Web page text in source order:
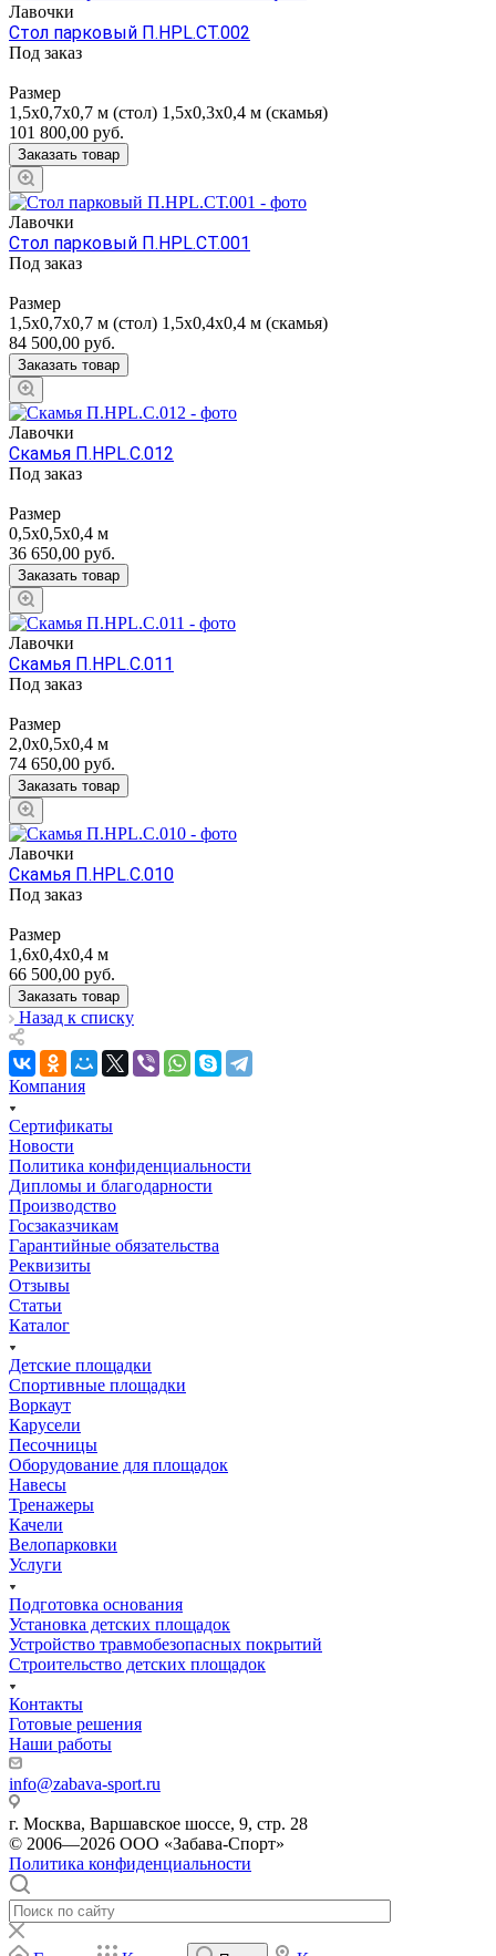
Лавочки
Стол парковый П.НРL.СТ.002
Под заказ
Размер
1,5x0,7x0,7 м (стол) 1,5x0,3x0,4 м (скамья)
101 800,00 руб.
Заказать товар
Лавочки
Стол парковый П.НРL.СТ.001
Под заказ
Размер
1,5x0,7x0,7 м (стол) 1,5x0,4x0,4 м (скамья)
84 500,00 руб.
Заказать товар
Лавочки
Скамья П.НРL.С.012
Под заказ
Размер
0,5х0,5х0,4 м
36 650,00 руб.
Заказать товар
Лавочки
Скамья П.НРL.С.011
Под заказ
Размер
2,0x0,5x0,4 м
74 650,00 руб.
Заказать товар
Лавочки
Скамья П.НРL.С.010
Под заказ
Размер
1,6x0,4x0,4 м
66 500,00 руб.
Заказать товар
Назад к списку
Компания
Сертификаты
Новости
Политика конфиденциальности
Дипломы и благодарности
Производство
Госзаказчикам
Гарантийные обязательства
Реквизиты
Отзывы
Статьи
Каталог
Детские площадки
Спортивные площадки
Воркаут
Карусели
Песочницы
Оборудование для площадок
Навесы
Тренажеры
Качели
Велопарковки
Услуги
Подготовка основания
Установка детских площадок
Устройство травмобезопасных покрытий
Строительство детских площадок
Контакты
Готовые решения
Наши работы
info@zabava-sport.ru
г. Москва, Варшавское шоссе, 9, стр. 28
© 2006—2026 ООО «Забава-Спорт»
Политика конфиденциальности